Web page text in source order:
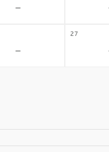
-
27
-